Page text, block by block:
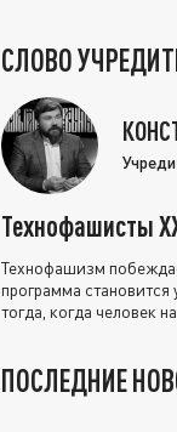
СЛОВО
Технофашисты
Технофашизм
программа
тогда, когда человек
ПОСЛЕДНИЕ